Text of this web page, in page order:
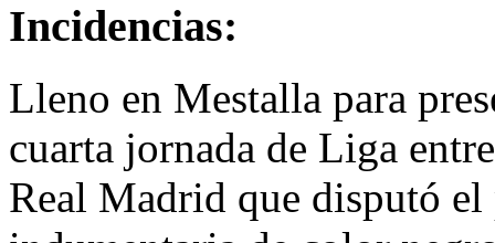
Incidencias:
Lleno en Mestalla para
cuarta jornada de Liga
Real Madrid que disputó